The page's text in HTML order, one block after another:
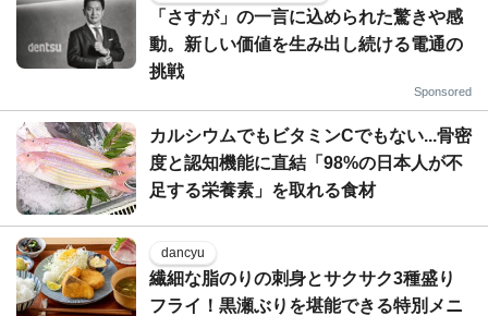
「さすが」の一言に込められた驚きや感
動。新しい価値を生み出し続ける電通の
挑戦
Sponsored
カルシウムでもビタミンCでもない...骨密
度と認知機能に直結「98%の日本人が不
足する栄養素」を取れる食材
dancyu
繊細な脂のりの刺身とサクサク3種盛り
フライ！黒瀬ぶりを堪能できる特別メニ